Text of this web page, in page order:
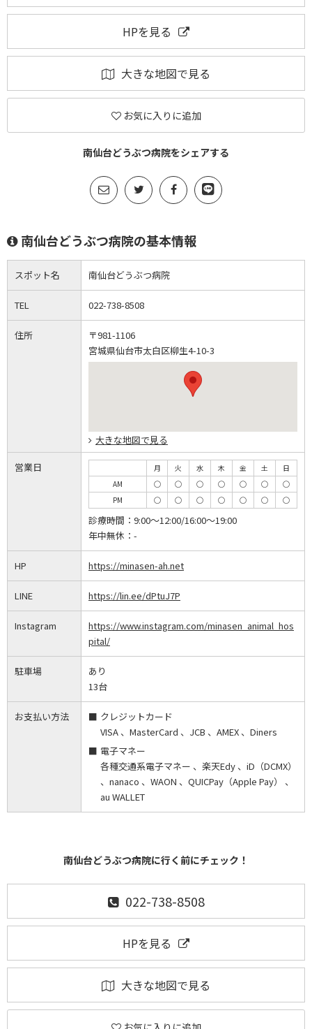
HPを見る
大きな地図で見る
お気に入りに追加
南仙台どうぶつ病院をシェアする
南仙台どうぶつ病院の基本情報
スポット名 南仙台どうぶつ病院
TEL 022-738-8508
住所
〒981-1106
宮城県仙台市太白区柳生4-10-3
大きな地図で見る
営業日 月 火 水 木 金 土
日
AM
◯ ◯ ◯ ◯ ◯ ◯
◯
PM
◯ ◯ ◯ ◯ ◯ ◯ ◯
診療時間： 9:00～12:00/16:00～19:00
年中無休： -
HP https://minasen-ah.net
LINE https://lin.ee/dPtuJ7P
Instagram
https://www.instagram.com/minasen_animal_hos
pital/
駐車場
あり
13台
お支払い方法
クレジットカード
VISA 、MasterCard 、JCB 、AMEX 、Diners
電子マネー
各種交通系電子マネー 、楽天Edy 、iD（DCMX）
、nanaco 、WAON 、QUICPay（Apple Pay） 、
au WALLET
南仙台どうぶつ病院に行く前にチェック！
022-738-8508
HPを見る
大きな地図で見る